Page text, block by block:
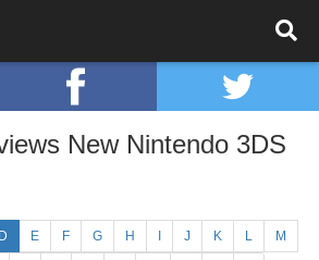
New Nintendo 3DS
D E F G H J K L M